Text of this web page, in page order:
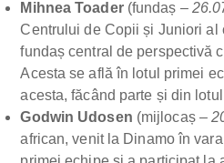
Mihnea Toader (fundaș –
Centrului de Copii și Juniori al
fundaș central de perspectivă
Acesta se află în lotul primei
acesta, făcând parte și din
Godwin Udosen (mijlocaș –
african, venit la Dinamo în